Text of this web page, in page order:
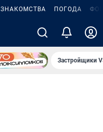
ЗНАКОМСТВА ПОГОДА
Застройщики